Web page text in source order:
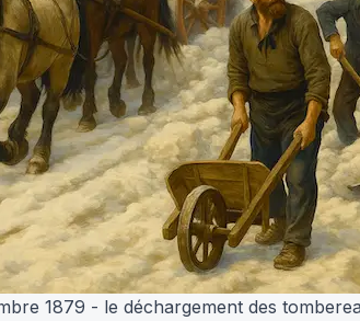
1879 - le déchargement des